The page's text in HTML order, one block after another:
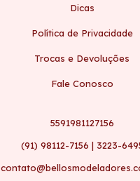
Dicas
Política de Privacidade
Trocas e Devoluções
Fale Conosco
5591981127156
(91) 98112-7156 | 3223-